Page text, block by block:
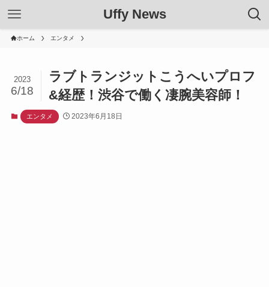
Uffy News
ホーム エンタメ
ラブトランジットこうへいプロフ
&経歴！渋谷で働く凄腕美容師！
2023
6/18
エンタメ 2023年6月18日